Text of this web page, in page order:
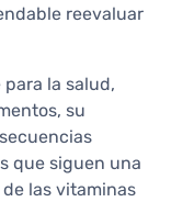
reevaluar
la salud,
su
que siguen una
las vitaminas